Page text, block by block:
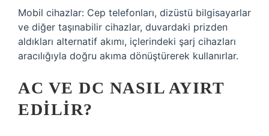
Mobil cihazlar: Cep telefonları, dizüstü bilgisayarlar
ve diğer taşınabilir cihazlar, duvardaki prizden
aldıkları alternatif akımı, içlerindeki şarj cihazları
aracılığıyla doğru akıma dönüştürerek kullanırlar.
AC VE DC NASIL AYIRT
EDILIR?